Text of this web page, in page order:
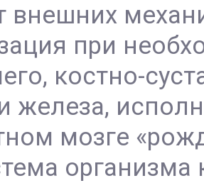
внешних
при
костно-
железа,
мозге